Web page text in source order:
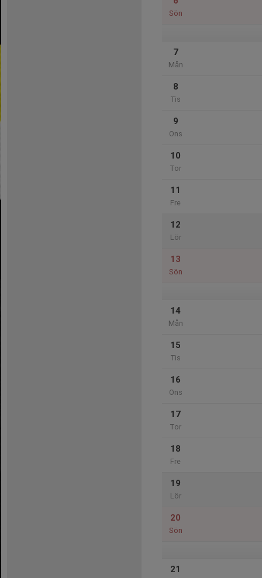
Sön
7
Mån
8
Tis
9
Ons
10
Tor
11
Fre
12
Lör
13
Sön
14
Mån
15
Tis
16
Ons
17
Tor
18
Fre
19
Lör
20
Sön
21